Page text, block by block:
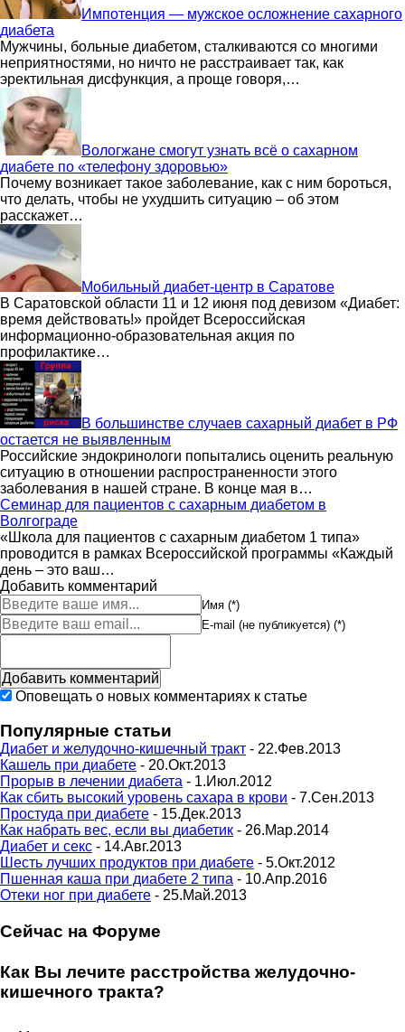
Импотенция — мужское осложнение сахарного
диабета
Мужчины, больные диабетом, сталкиваются со многими
неприятностями, но ничто не расстраивает так, как
эректильная дисфункция, а проще говоря,…
Вологжане смогут узнать всё о сахарном
диабете по «телефону здоровью»
Почему возникает такое заболевание, как с ним бороться,
что делать, чтобы не ухудшить ситуацию – об этом
расскажет…
Мобильный диабет-центр в Саратове
В Саратовской области 11 и 12 июня под девизом «Диабет:
время действовать!» пройдет Всероссийская
информационно-образовательная акция по
профилактике…
В большинстве случаев сахарный диабет в РФ
остается не выявленным
Российские эндокринологи попытались оценить реальную
ситуацию в отношении распространенности этого
заболевания в нашей стране. В конце мая в…
Семинар для пациентов с сахарным диабетом в
Волгограде
«Школа для пациентов с сахарным диабетом 1 типа»
проводится в рамках Всероссийской программы «Каждый
день – это ваш…
Добавить комментарий
Имя (*)
E-mail (не публикуется) (*)
Оповещать о новых комментариях к статье
Популярные статьи
Диабет и желудочно-кишечный тракт - 22.Фев.2013
Кашель при диабете - 20.Окт.2013
Прорыв в лечении диабета - 1.Июл.2012
Как сбить высокий уровень сахара в крови - 7.Сен.2013
Простуда при диабете - 15.Дек.2013
Как набрать вес, если вы диабетик - 26.Мар.2014
Диабет и секс - 14.Авг.2013
Шесть лучших продуктов при диабете - 5.Окт.2012
Пшенная каша при диабете 2 типа - 10.Апр.2016
Отеки ног при диабете - 25.Май.2013
Сейчас на Форуме
Как Вы лечите расстройства желудочно-
кишечного тракта?